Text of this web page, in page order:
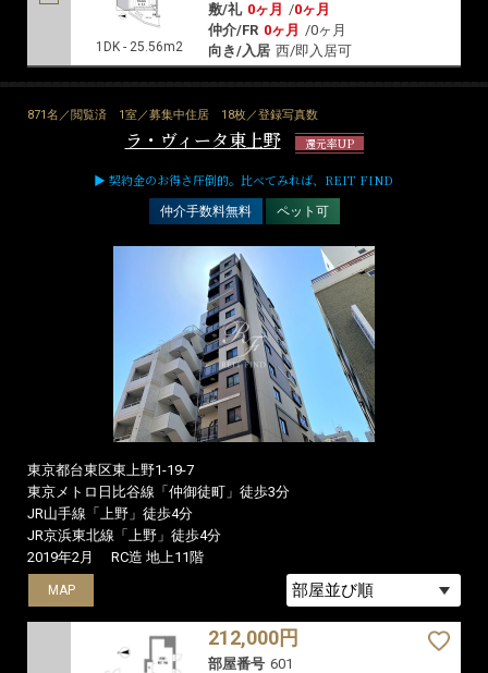
1DK - 25.56m2
敷/礼 0ヶ月 /0ヶ月
仲介/FR 0ヶ月 /0ヶ月
向き/入居 西/即入居可
871名／閲覧済 1室／募集中住居 18枚／登録写真数
ラ・ヴィータ東上野 還元率UP
▶ 契約金のお得さ圧倒的。比べてみれば、REIT FIND
仲介手数料無料 ペット可
東京都台東区東上野1-19-7
東京メトロ日比谷線「仲御徒町」徒歩3分
JR山手線「上野」徒歩4分
JR京浜東北線「上野」徒歩4分
2019年2月
RC造 地上11階
MAP
212,000円
部屋番号 601